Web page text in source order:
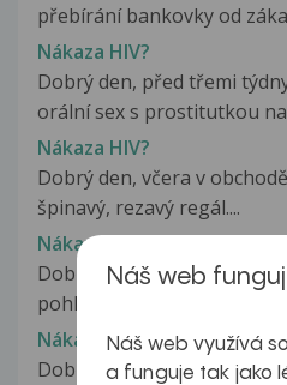
přebírání bankovky od
Nákaza HIV?
Dobrý den, před třemi
orální sex s prostitutkou
Nákaza HIV?
Dobrý den, včera v
špinavý, rezavý regál....
Nákaza HIV?
Dobrý den asi před pěti
pohlavní styk s
Nákaza HIV?
Dobrý den asi před pěti
Náš web
Náš web využívá
a funguje tak jako